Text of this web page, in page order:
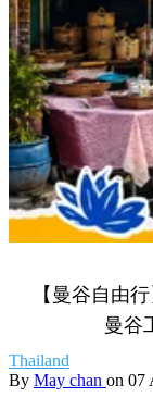
【曼谷自由
曼谷
Thailand
By May chan on 07